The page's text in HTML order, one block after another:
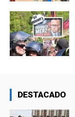
DESTACADO